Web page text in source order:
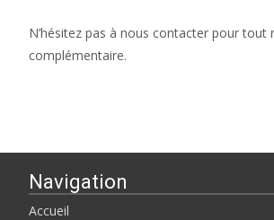
N’hésitez pas à nous contacter pour tout
complémentaire.
Navigation
Accueil